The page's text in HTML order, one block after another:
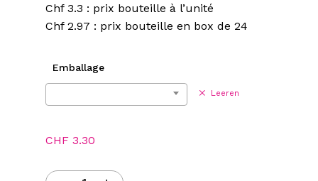
Chf 3.3 : prix bouteille à l’unité
Chf 2.97 : prix bouteille en box de 24
Emballage
Leeren
CHF 3.30